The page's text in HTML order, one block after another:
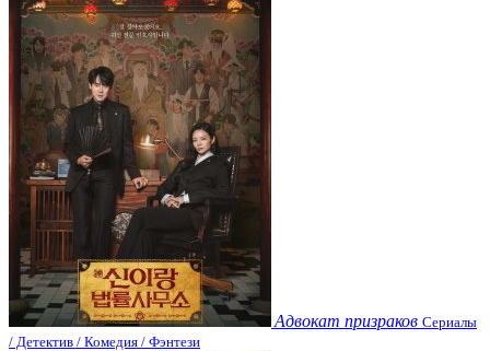
Адвокат призраков Сериалы
/ Детектив / Комедия / Фэнтези